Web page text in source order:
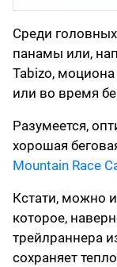
Cреди
панамы или,
Tabizo,
или во время
Разумеется,
хорошая
Mountain Race
Кстати, можно
которое,
трейлраннера
сохраняет